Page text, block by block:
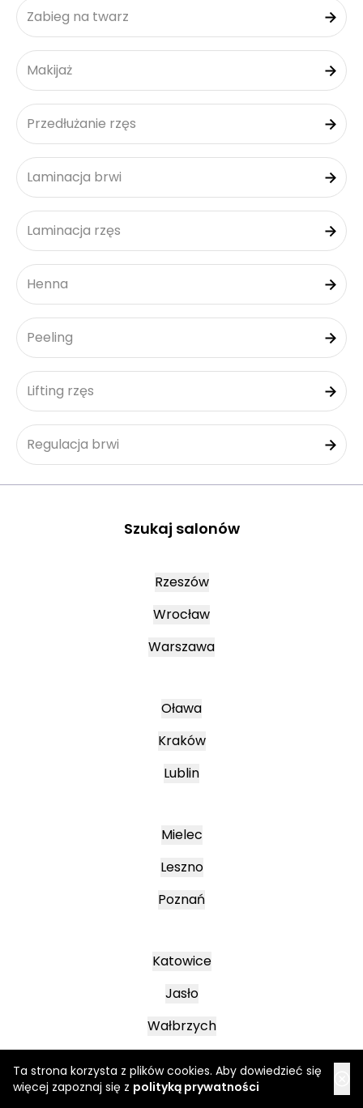
Ta strona korzysta z plików cookies. Aby dowiedzieć się
więcej zapoznaj się z polityką prywatności
Zabieg na twarz
Makijaż
Przedłużanie rzęs
Laminacja brwi
Laminacja rzęs
Henna
Peeling
Lifting rzęs
Regulacja brwi
Szukaj salonów
Rzeszów
Wrocław
Warszawa
Oława
Kraków
Lublin
Mielec
Leszno
Poznań
Katowice
Jasło
Wałbrzych